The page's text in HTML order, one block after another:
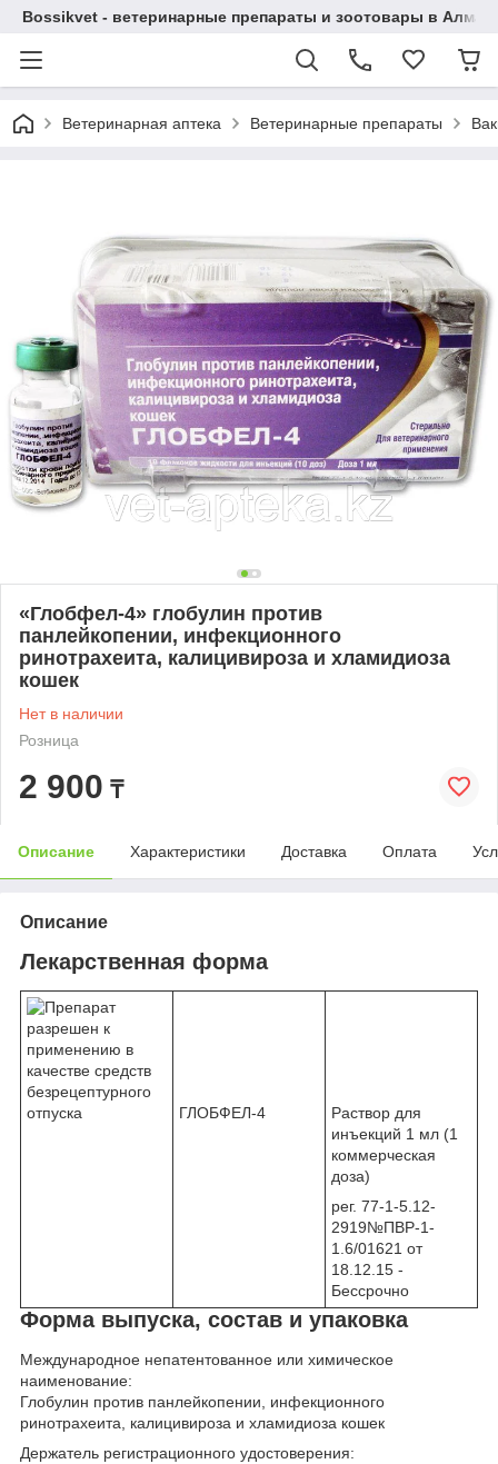
Bossikvet - ветеринарные препараты и зоотовары в
Ветеринарная аптека Ветеринарные препараты
«Глобфел-4» глобулин против
панлейкопении, инфекционного
ринотрахеита, калицивироза и хламидиоза
кошек
Нет в наличии
Розница
2 900 ₸
Описание Характеристики Доставка Оплата
Описание
Лекарственная форма
ГЛОБФЕЛ-4
Раствор для
инъекций 1 мл (1
коммерческая
доза)
рег. 77-1-5.12-
2919№ПВР-1-
1.6/01621 от
18.12.15 -
Бессрочно
Форма выпуска, состав и упаковка
Международное непатентованное или химическое
наименование:
Глобулин против панлейкопении, инфекционного
ринотрахеита, калицивироза и хламидиоза кошек
Держатель регистрационного удостоверения: